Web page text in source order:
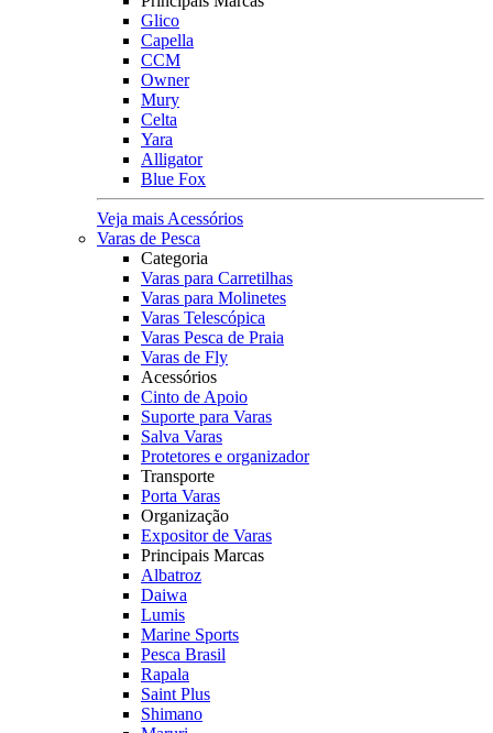
Glico
Capella
CCM
Owner
Mury
Celta
Yara
Alligator
Blue Fox
Veja mais Acessórios
Varas de Pesca
Categoria
Varas para Carretilhas
Varas para Molinetes
Varas Telescópica
Varas Pesca de Praia
Varas de Fly
Acessórios
Cinto de Apoio
Suporte para Varas
Salva Varas
Protetores e organizador
Transporte
Porta Varas
Organização
Expositor de Varas
Principais Marcas
Albatroz
Daiwa
Lumis
Marine Sports
Pesca Brasil
Rapala
Saint Plus
Shimano